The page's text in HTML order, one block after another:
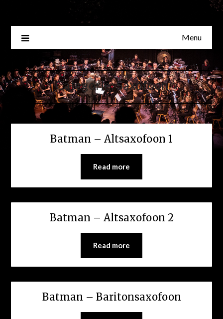
Menu
Categorie:Saxofoon
Batman – Altsaxofoon 1
Read more
Batman – Altsaxofoon 2
Read more
Batman – Baritonsaxofoon